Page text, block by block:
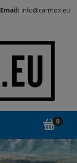
Email: info@carmox.eu